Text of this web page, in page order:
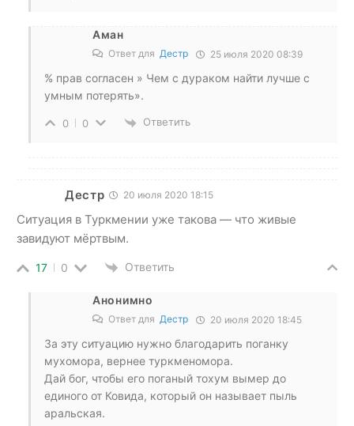
Аман
Ответ для Дестр 25 июля 2020 08:39
% прав согласен » Чем с дураком найти лучше с
умным потерять».
0 0 Ответить
Дестр 20 июля 2020 18:15
Ситуация в Туркмении уже такова — что живые
завидуют мёртвым.
17 0 Ответить
Анонимно
Ответ для Дестр 20 июля 2020 18:45
За эту ситуацию нужно благодарить поганку
мухомора, вернее туркменомора.
Дай бог, чтобы его поганый тохум вымер до
единого от Ковида, который он называет пыль
аральская.